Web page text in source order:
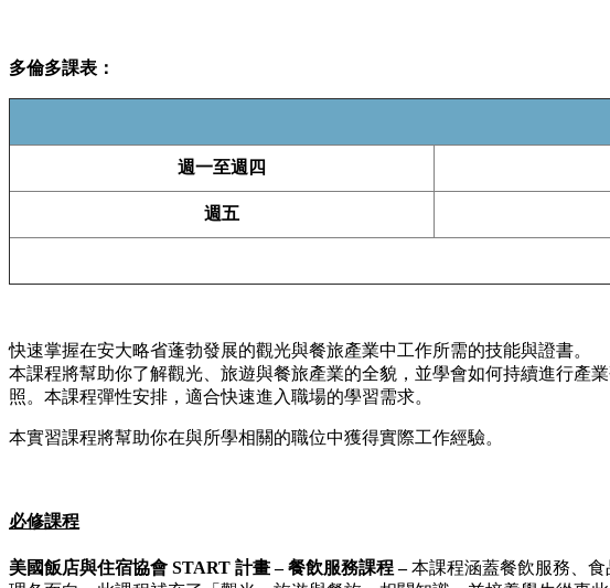
多倫多課表：
週一至週四
週五
快速掌握在安大略省蓬勃發展的觀光與餐旅產業中工作所需的技能與證書。
本課程將幫助你了解觀光、旅遊與餐旅產業的全貌，並學會如何持續進行產
照。本課程彈性安排，適合快速進入職場的學習需求。
本實習課程將幫助你在與所學相關的職位中獲得實際工作經驗。
必修課程
美國飯店與住宿協會 START 計畫 – 餐飲服務課程 –本課程涵蓋餐飲服務、